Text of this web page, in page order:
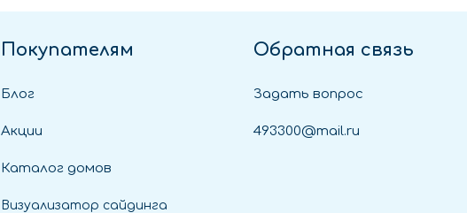
Покупателям
Блог
Акции
Каталог домов
Визуализатор сайдинга
Обратная связь
Задать вопрос
493300@mail.ru